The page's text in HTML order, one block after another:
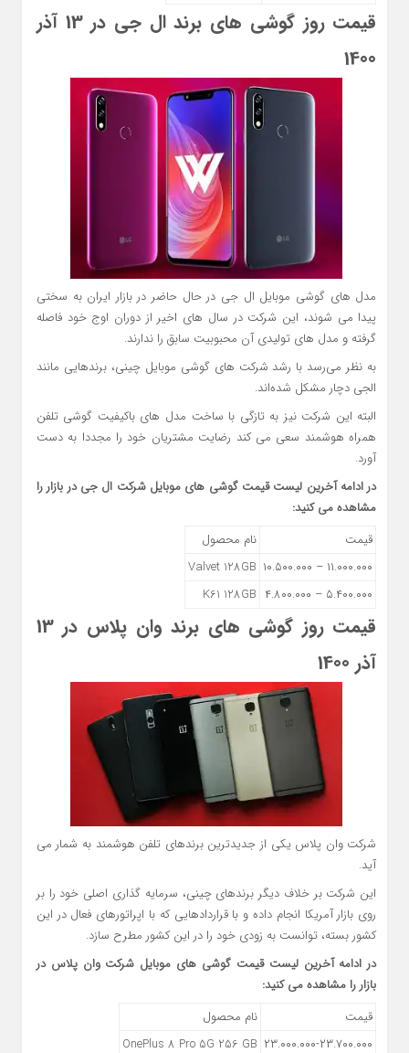
قیمت روز گوشی های برند ال جی در 13 آذر
1400
مدل های گوشی موبایل ال جی در حال حاضر در بازار ایران به سختی
پیدا می شوند، این شرکت در سال های اخیر از دوران اوج خود فاصله
گرفته و مدل های تولیدی آن محبوبیت سابق را ندارند.
به نظر می‌رسد با رشد شرکت های گوشی موبایل چینی، برندهایی مانند
الجی دچار مشکل شده‌اند.
البته این شرکت نیز به تازگی با ساخت مدل های باکیفیت گوشی تلفن
همراه هوشمند سعی می کند رضایت مشتریان خود را مجددا به دست
آورد.
در ادامه آخرین لیست قیمت گوشی های موبایل شرکت ال جی در بازار را
مشاهده می کنید:
قیمت
نام محصول
۱۱.۰۰۰.۰۰۰ – ۱۰.۵۰۰.۰۰۰
Valvet 128GB
۵.۴۰۰.۰۰۰ – ۴.۸۰۰.۰۰۰
K61 128GB
قیمت روز گوشی های برند وان پلاس در 13
آذر 1400
شرکت وان پلاس یکی از جدیدترین برندهای تلفن هوشمند به شمار می
آید.
این شرکت بر خلاف دیگر برندهای چینی، سرمایه گذاری اصلی خود را بر
روی بازار آمریکا انجام داده و با قراردادهایی که با اپراتورهای فعال در این
کشور بسته، توانست به زودی خود را در این کشور مطرح سازد.
در ادامه آخرین لیست قیمت گوشی های موبایل شرکت وان پلاس در
بازار را مشاهده می کنید:
قیمت
نام محصول
۲۳.۰۰۰.۰۰۰-۲۳.۷۰۰.۰۰۰ OnePlus 8 Pro 5G 256 GB